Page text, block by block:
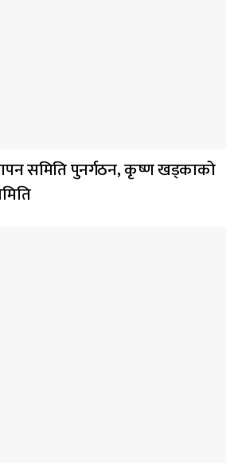
समिति पुनर्गठन, कृष्ण खड्काको